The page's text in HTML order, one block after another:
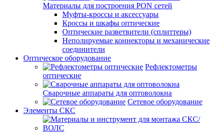
Материалы для построения PON сетей
Муфты-кроссы и аксессуары
Кроссы и шкафы оптические
Оптические разветвители (сплиттеры)
Неполируемые коннекторы и механические
соединители
Оптическое оборудование
Рефлектометры
оптические
Сварочные аппараты для оптоволокна
Сетевое оборудование
Элементы СКС